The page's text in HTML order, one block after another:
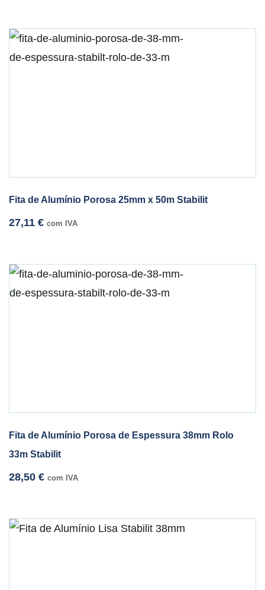
Fita de Alumínio Porosa 25mm x 50m Stabilit
27,11 € com IVA
Fita de Alumínio Porosa de Espessura 38mm Rolo
33m Stabilit
28,50 € com IVA